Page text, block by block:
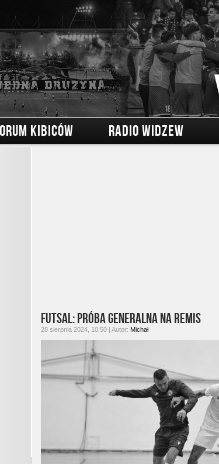
KIBICÓW RADIO WIDZEW
Futsal: Próba generalna na remis
28 sierpnia 2024, 10:50 | Autor: Michał